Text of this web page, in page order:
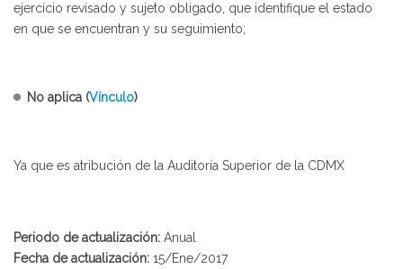
ejercicio revisado y sujeto obligado, que identifique el estado
en que se encuentran y su seguimiento;
No aplica (Vínculo)
Ya que es atribución de la Auditoría Superior de la CDMX
Periodo de actualización: Anual
Fecha de actualización: 15/Ene/2017